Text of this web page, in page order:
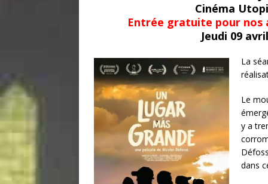
Cinéma
Entrée gratuite pour nos
Jeudi 09
La
Le
y a
dans